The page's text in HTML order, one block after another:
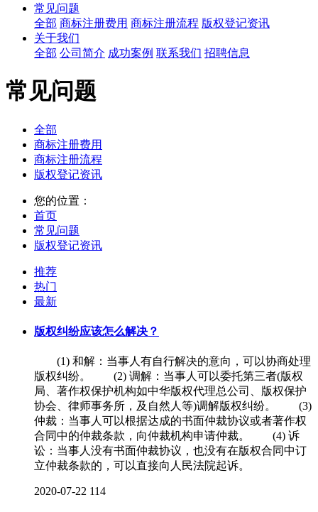
常见问题
全部 商标注册费用 商标注册流程 版权登记资讯
关于我们
全部 公司简介 成功案例 联系我们 招聘信息
常见问题
全部
商标注册费用
商标注册流程
版权登记资讯
您的位置：
首页
常见问题
版权登记资讯
推荐
热门
最新
版权纠纷应该怎么解决？
(1) 和解：当事人有自行解决的意向，可以协商处理
版权纠纷。 (2) 调解：当事人可以委托第三者(版权
局、著作权保护机构如中华版权代理总公司、版权保护
协会、律师事务所，及自然人等)调解版权纠纷。 (3)
仲裁：当事人可以根据达成的书面仲裁协议或者著作权
合同中的仲裁条款，向仲裁机构申请仲裁。 (4) 诉
讼：当事人没有书面仲裁协议，也没有在版权合同中订
立仲裁条款的，可以直接向人民法院起诉。
2020-07-22 114